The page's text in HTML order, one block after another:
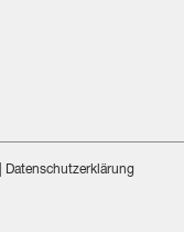
Datenschutzerklärung